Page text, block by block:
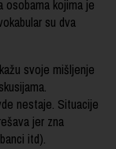
osobama kojima je
su dva
svoje mišljenje
nestaje. Situacije
jer zna
itd).